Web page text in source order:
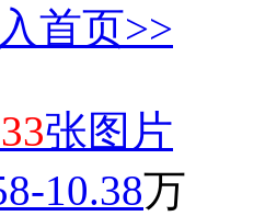
首页>>
张图片
10.38万